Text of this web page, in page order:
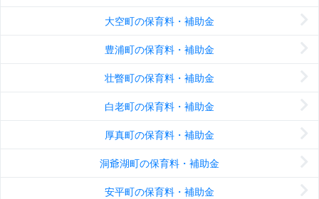
大空町の保育料・補助金
豊浦町の保育料・補助金
壮瞥町の保育料・補助金
白老町の保育料・補助金
厚真町の保育料・補助金
洞爺湖町の保育料・補助金
安平町の保育料・補助金